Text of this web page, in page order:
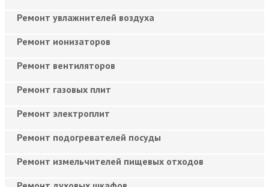
Ремонт увлажнителей воздуха
Ремонт ионизаторов
Ремонт вентиляторов
Ремонт газовых плит
Ремонт электроплит
Ремонт подогревателей посуды
Ремонт измельчителей пищевых отходов